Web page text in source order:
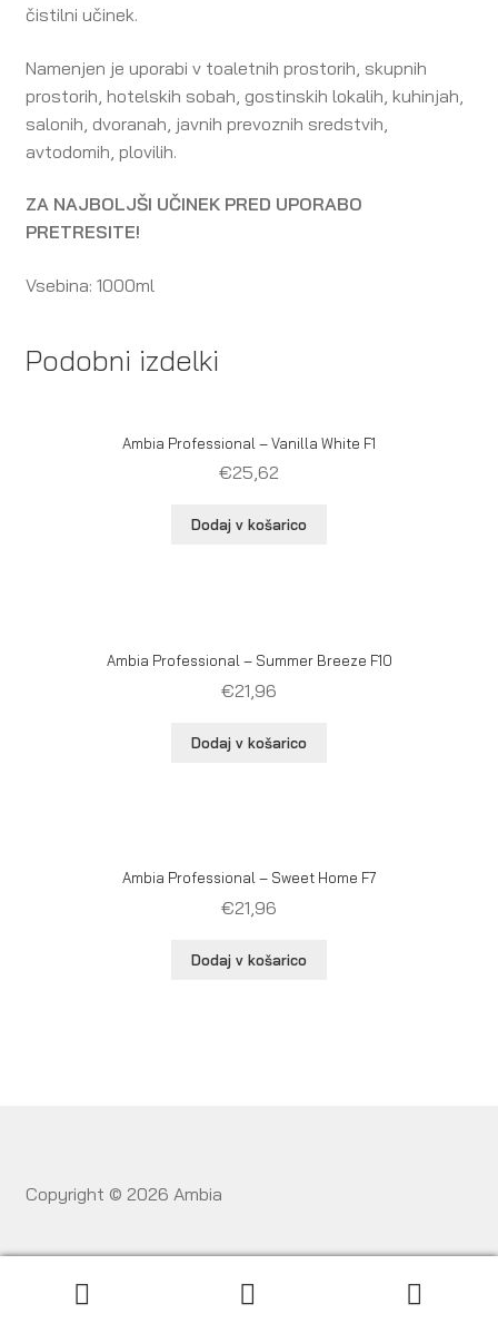
čistilni učinek.
Namenjen je uporabi v toaletnih prostorih, skupnih
prostorih, hotelskih sobah, gostinskih lokalih, kuhinjah,
salonih, dvoranah, javnih prevoznih sredstvih,
avtodomih, plovilih.
ZA NAJBOLJŠI UČINEK PRED UPORABO
PRETRESITE!
Vsebina: 1000ml
Podobni izdelki
Ambia Professional – Vanilla White F1
€25,62
Dodaj v košarico
Ambia Professional – Summer Breeze F10
€21,96
Dodaj v košarico
Ambia Professional – Sweet Home F7
€21,96
Dodaj v košarico
Copyright © 2026 Ambia